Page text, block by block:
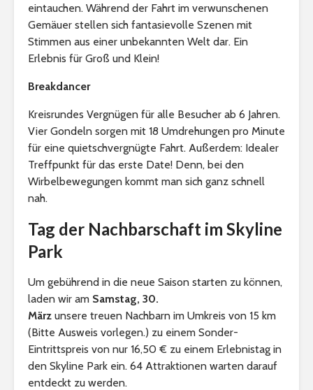
eintauchen. Während der Fahrt im verwunschenen
Gemäuer stellen sich fantasievolle Szenen mit
Stimmen aus einer unbekannten Welt dar. Ein
Erlebnis für Groß und Klein!
Breakdancer
Kreisrundes Vergnügen für alle Besucher ab 6 Jahren.
Vier Gondeln sorgen mit 18 Umdrehungen pro Minute
für eine quietschvergnügte Fahrt. Außerdem: Idealer
Treffpunkt für das erste Date! Denn, bei den
Wirbelbewegungen kommt man sich ganz schnell
nah.
Tag der Nachbarschaft im Skyline
Park
Um gebührend in die neue Saison starten zu können,
laden wir am Samstag, 30.
März unsere treuen Nachbarn im Umkreis von 15 km
(Bitte Ausweis vorlegen.) zu einem Sonder-
Eintrittspreis von nur 16,50 € zu einem Erlebnistag in
den Skyline Park ein. 64 Attraktionen warten darauf
entdeckt zu werden.